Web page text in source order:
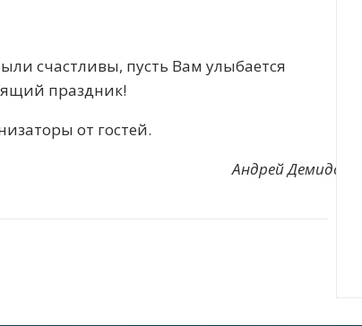
счастливы, пусть Вам улыбается
праздник!
от гостей.
Андрей Демидов